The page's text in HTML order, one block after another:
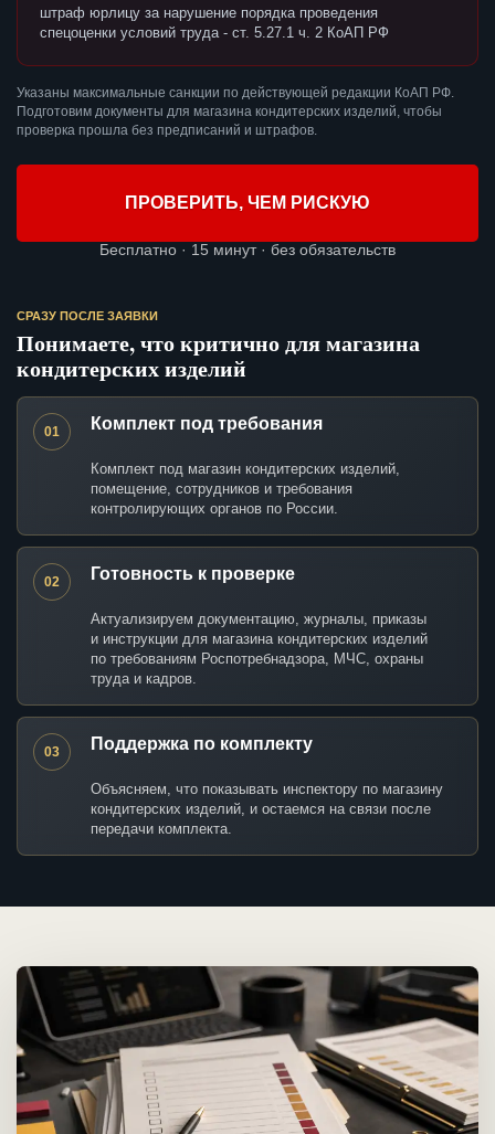
штраф юрлицу за нарушение порядка проведения
спецоценки условий труда - ст. 5.27.1 ч. 2 КоАП РФ
Указаны максимальные санкции по действующей редакции КоАП РФ.
Подготовим документы для магазина кондитерских изделий, чтобы
проверка прошла без предписаний и штрафов.
ПРОВЕРИТЬ, ЧЕМ РИСКУЮ
Бесплатно · 15 минут · без обязательств
СРАЗУ ПОСЛЕ ЗАЯВКИ
Понимаете, что критично для магазина
кондитерских изделий
01 Комплект под требования
Комплект под магазин кондитерских изделий,
помещение, сотрудников и требования
контролирующих органов по России.
02 Готовность к проверке
Актуализируем документацию, журналы, приказы
и инструкции для магазина кондитерских изделий
по требованиям Роспотребнадзора, МЧС, охраны
труда и кадров.
03 Поддержка по комплекту
Объясняем, что показывать инспектору по магазину
кондитерских изделий, и остаемся на связи после
передачи комплекта.